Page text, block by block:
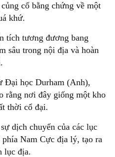
cố bằng chứng về một
khứ.
tích tương đương bang
sâu trong nội địa và hoàn
Đại học Durham (Anh),
rằng nơi đây giống một kho
thời cổ đại.
dịch chuyển của các lục
Nam Cực địa lý, tạo ra
lục địa.